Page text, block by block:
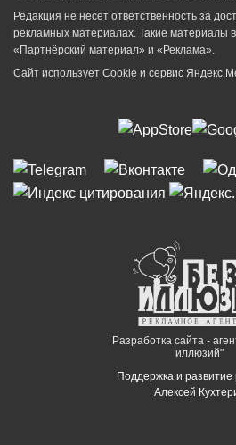
Редакция не несет ответственность за
рекламных материалах. Такие материалы
«Партнёрский материал» и «Реклама».
Сайт использует Cookie и сервиc
Разработка сайта -
иллюзий"
Поддержка и развитие
Алексей